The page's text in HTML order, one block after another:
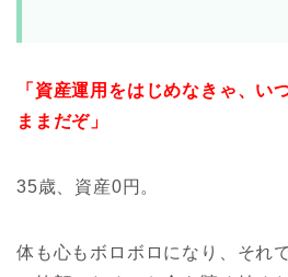
「資産運用をはじめなきゃ、い
ままだぞ」
35歳、資産0円。
体も心もボロボロになり、それ